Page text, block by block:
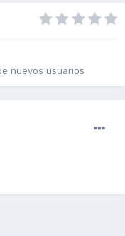
nuevos usuarios